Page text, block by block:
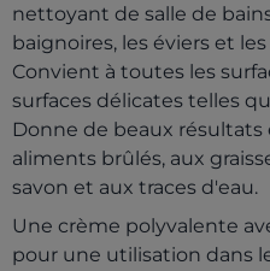
nettoyant de salle de
baignoires, les éviers et
Convient à toutes les
surfaces délicates telles
Donne de beaux
aliments brûlés, aux
savon et aux traces d'eau.
Une crème polyvalente
pour une utilisation dans